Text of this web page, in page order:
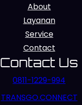
About
Layanan
Service
Contact
Contact Us
0811-1229-994
TRANSGO.CONNECT